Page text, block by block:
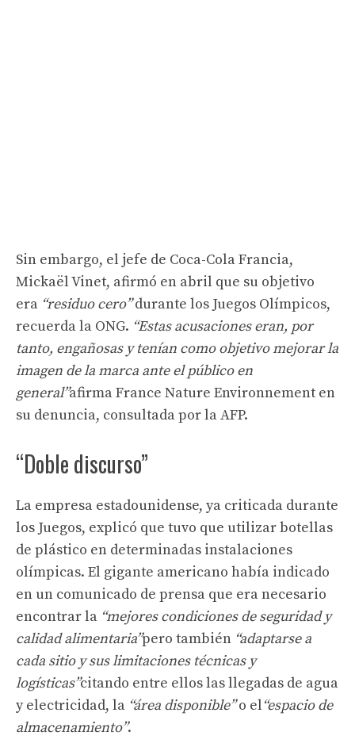
Sin embargo, el jefe de Coca-Cola Francia,
Mickaël Vinet, afirmó en abril que su objetivo
era “residuo cero”durante los Juegos Olímpicos,
recuerda la ONG. “Estas acusaciones eran, por
tanto, engañosas y tenían como objetivo mejorar la
imagen de la marca ante el público en
general”afirma France Nature Environnement en
su denuncia, consultada por la AFP.
“Doble discurso”
La empresa estadounidense, ya criticada durante
los Juegos, explicó que tuvo que utilizar botellas
de plástico en determinadas instalaciones
olímpicas. El gigante americano había indicado
en un comunicado de prensa que era necesario
encontrar la “mejores condiciones de seguridad y
calidad alimentaria”pero también “adaptarse a
cada sitio y sus limitaciones técnicas y
logísticas”citando entre ellos las llegadas de agua
y electricidad, la “área disponible”o el“espacio de
almacenamiento”.